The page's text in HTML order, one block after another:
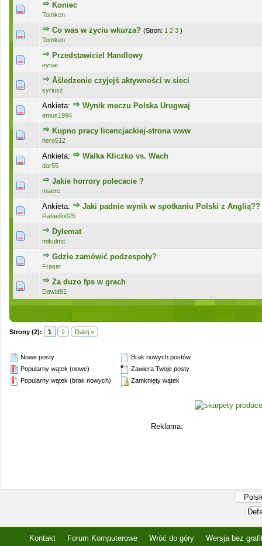
Koniec
Tomken
0 głosów - średnia ocena: 0 na 5 gwiazdek
Co was w życiu wkurza? (Stron: 1 2 3 )
Tomken
0 głosów - średnia ocena: 0 na 5 gwiazdek
123 45
Przedstawiciel Handlowy
eynar
0 głosów - średnia ocena: 0 na 5 gwiazdek
1234
Åšledzenie czyjejś aktywności w sieci
syriusz
0 głosów - średnia ocena: 0 na 5 gwiazdek
12345
Ankieta: Wynik meczu Polska Urugwaj
emus1994
0 głosów - średnia ocena: 0 na 5 gwiazdek
1 2 345
Kupno pracy licencjackiej-strona www
hero512
0 głosów - średnia ocena: 0 na 5 gwiazdek
12345
Ankieta: Walka Kliczko vs. Wach
dar55
0 głosów - średnia ocena: 0 na 5 gwiazdek
12 345
Jakie horrory polecacie ?
maerc
0 głosów - średnia ocena: 0 na 5 gwiazdek
123 4
Ankieta: Jaki padnie wynik w spotkaniu Polski z Anglią??
Rafaello025
0 głosów - średnia ocena: 0 na 5 gwiazdek
12345
Dylemat
mikulmc
0 głosów - średnia ocena: 0 na 5 gwiazdek
Gdzie zamówić podzespoły?
Fraser
0 głosów - średnia ocena: 0 na 5 gwiazdek
12345
Za duzo fps w grach
Dawid91
0 głosów - średnia ocena: 0 na 5 gwiazdek
Strony (2): 1 2 Dalej »
Nowe posty
Popularny wątek (nowe)
Popularny wątek (brak nowych)
Brak nowych postów
Zawiera Twoje posty
Zamknięty wątek
Reklama:
Kontakt Forum Komputerowe Wróć do góry Wersja bez